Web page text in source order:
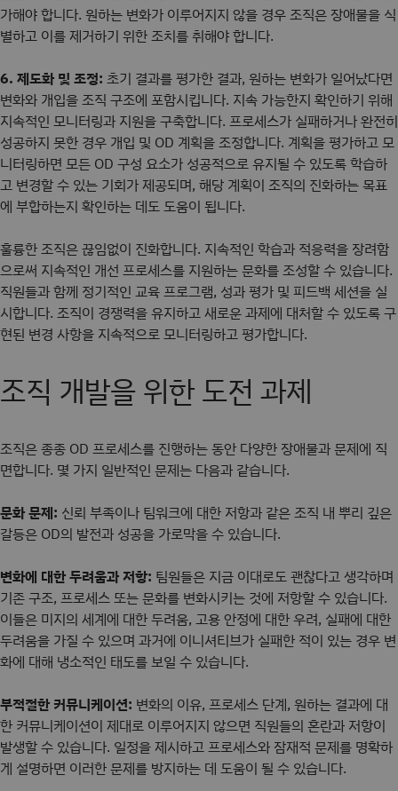
가해야 합니다. 원하는 변화가 이루어지지 않을 경우 조직은 장애물을 식
별하고 이를 제거하기 위한 조치를 취해야 합니다.
6. 제도화 및 조정: 초기 결과를 평가한 결과, 원하는 변화가 일어났다면
변화와 개입을 조직 구조에 포함시킵니다. 지속 가능한지 확인하기 위해
지속적인 모니터링과 지원을 구축합니다. 프로세스가 실패하거나 완전히
성공하지 못한 경우 개입 및 OD 계획을 조정합니다. 계획을 평가하고 모
니터링하면 모든 OD 구성 요소가 성공적으로 유지될 수 있도록 학습하
고 변경할 수 있는 기회가 제공되며, 해당 계획이 조직의 진화하는 목표
에 부합하는지 확인하는 데도 도움이 됩니다.
훌륭한 조직은 끊임없이 진화합니다. 지속적인 학습과 적응력을 장려함
으로써 지속적인 개선 프로세스를 지원하는 문화를 조성할 수 있습니다.
직원들과 함께 정기적인 교육 프로그램, 성과 평가 및 피드백 세션을 실
시합니다. 조직이 경쟁력을 유지하고 새로운 과제에 대처할 수 있도록 구
현된 변경 사항을 지속적으로 모니터링하고 평가합니다.
조직 개발을 위한 도전 과제
조직은 종종 OD 프로세스를 진행하는 동안 다양한 장애물과 문제에 직
면합니다. 몇 가지 일반적인 문제는 다음과 같습니다.
문화 문제: 신뢰 부족이나 팀워크에 대한 저항과 같은 조직 내 뿌리 깊은
갈등은 OD의 발전과 성공을 가로막을 수 있습니다.
변화에 대한 두려움과 저항: 팀원들은 지금 이대로도 괜찮다고 생각하며
기존 구조, 프로세스 또는 문화를 변화시키는 것에 저항할 수 있습니다.
이들은 미지의 세계에 대한 두려움, 고용 안정에 대한 우려, 실패에 대한
두려움을 가질 수 있으며 과거에 이니셔티브가 실패한 적이 있는 경우 변
화에 대해 냉소적인 태도를 보일 수 있습니다.
부적절한 커뮤니케이션: 변화의 이유, 프로세스 단계, 원하는 결과에 대
한 커뮤니케이션이 제대로 이루어지지 않으면 직원들의 혼란과 저항이
발생할 수 있습니다. 일정을 제시하고 프로세스와 잠재적 문제를 명확하
게 설명하면 이러한 문제를 방지하는 데 도움이 될 수 있습니다.